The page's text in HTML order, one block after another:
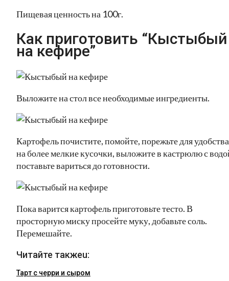
Пищевая ценность на 100г.
Как приготовить “Кыстыбый
на кефире”
Выложите на стол все необходимые ингредиенты.
Картофель почистите, помойте, порежьте для удобства
на более мелкие кусочки, выложите в кастрюлю с
поставьте вариться до готовности.
Пока варится картофель приготовьте тесто. В
просторную миску просейте муку, добавьте соль.
Перемешайте.
Читайте такжеu:
Тарт с черри и сыром